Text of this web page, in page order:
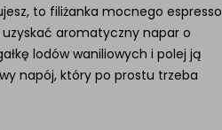
to filiżanka mocnego espresso
uzyskać aromatyczny napar o
lodów waniliowych i polej ją
napój, który po prostu trzeba